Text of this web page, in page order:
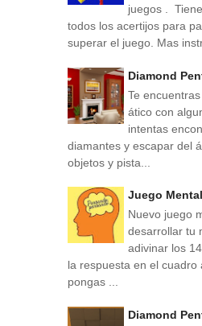
juegos .
todos los acertijos para
superar el juego. Mas
Diamond
Te
ático con
intentas
diamantes y escapar del
objetos y pista...
Juego
Nuevo juego
desarrollar tu
adivinar los
la respuesta en el cuadro
pongas ...
Diamond